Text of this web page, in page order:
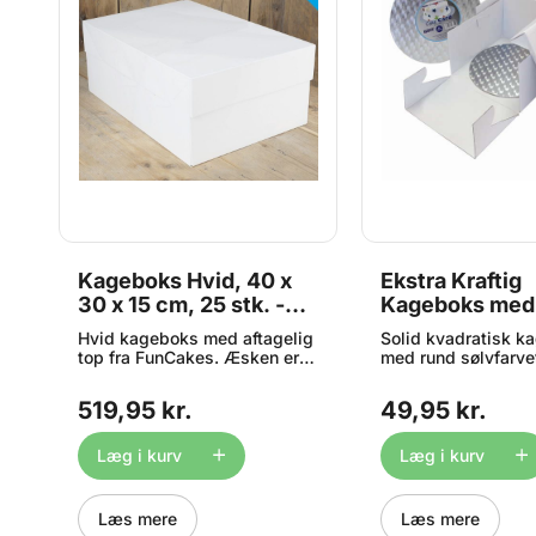
Kageboks Hvid, 40 x
30 x 15 cm, 25 stk. -
FunCakes
Hvid kageboks med aftagelig
top fra FunCakes. Æsken er i
dine kager. Mål: 40,6 x 30,4 x
15,2 cm. Indhold: 25 stk.
519,95 kr.
Læg i kurv
Læs mere
Ekstra Kraftig
Kageboks
Kageplade,
cm - PME
Solid kvadratisk
med rund
Kagepladen passer
kage på max. Ø30
Pladens tykkelse er
49,95 kr.
Læg i kurv
Læs mere